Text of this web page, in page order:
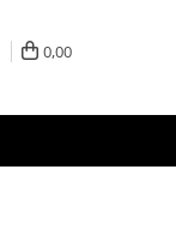
0,00